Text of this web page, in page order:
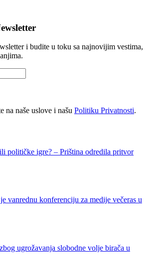
i budite u toku sa najnovijim vestima,
na naše uslove i našu Politiku Privatnosti.
političke igre? – Priština odredila pritvor
vanrednu konferenciju za medije večeras u
ugrožavanja slobodne volje birača u